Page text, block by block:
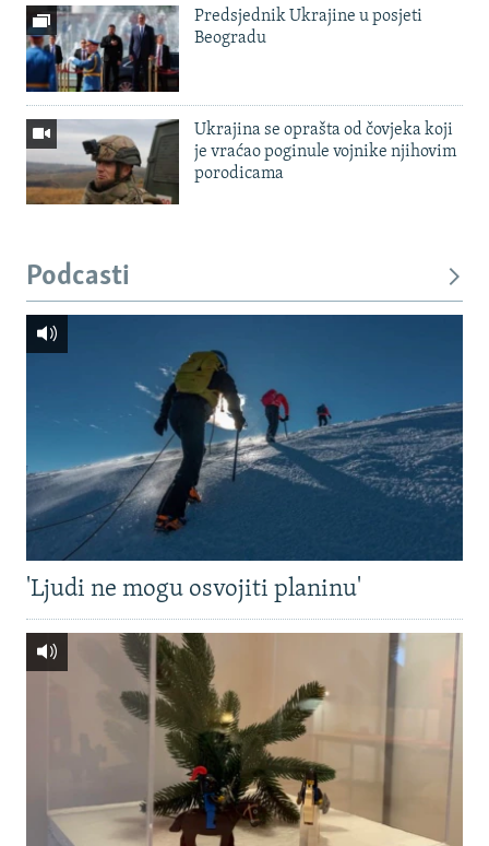
Predsjednik Ukrajine u posjeti
Beogradu
Ukrajina se oprašta od čovjeka koji
je vraćao poginule vojnike njihovim
porodicama
Podcasti
'Ljudi ne mogu osvojiti planinu'